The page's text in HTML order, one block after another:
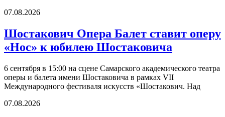
07.08.2026
Шостакович Опера Балет ставит оперу
«Нос» к юбилею Шостаковича
6 сентября в 15:00 на сцене Самарского академического театра
оперы и балета имени Шостаковича в рамках VII
Международного фестиваля искусств «Шостакович. Над
07.08.2026